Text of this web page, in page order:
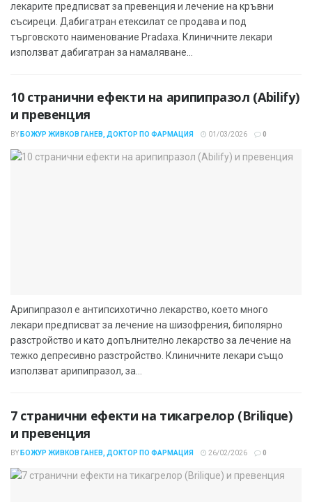
лекарите предписват за превенция и лечение на кръвни
съсиреци. Дабигатран етексилат се продава и под
търговското наименование Pradaxa. Клиничните лекари
използват дабигатран за намаляване...
10 странични ефекти на арипипразол (Abilify)
и превенция
BY БОЖУР ЖИВКОВ ГАНЕВ, ДОКТОР ПО ФАРМАЦИЯ 01/03/2026 0
Арипипразол е антипсихотично лекарство, което много
лекари предписват за лечение на шизофрения, биполярно
разстройство и като допълнително лекарство за лечение на
тежко депресивно разстройство. Клиничните лекари също
използват арипипразол, за...
7 странични ефекти на тикагрелор (Brilique)
и превенция
BY БОЖУР ЖИВКОВ ГАНЕВ, ДОКТОР ПО ФАРМАЦИЯ 26/02/2026 0